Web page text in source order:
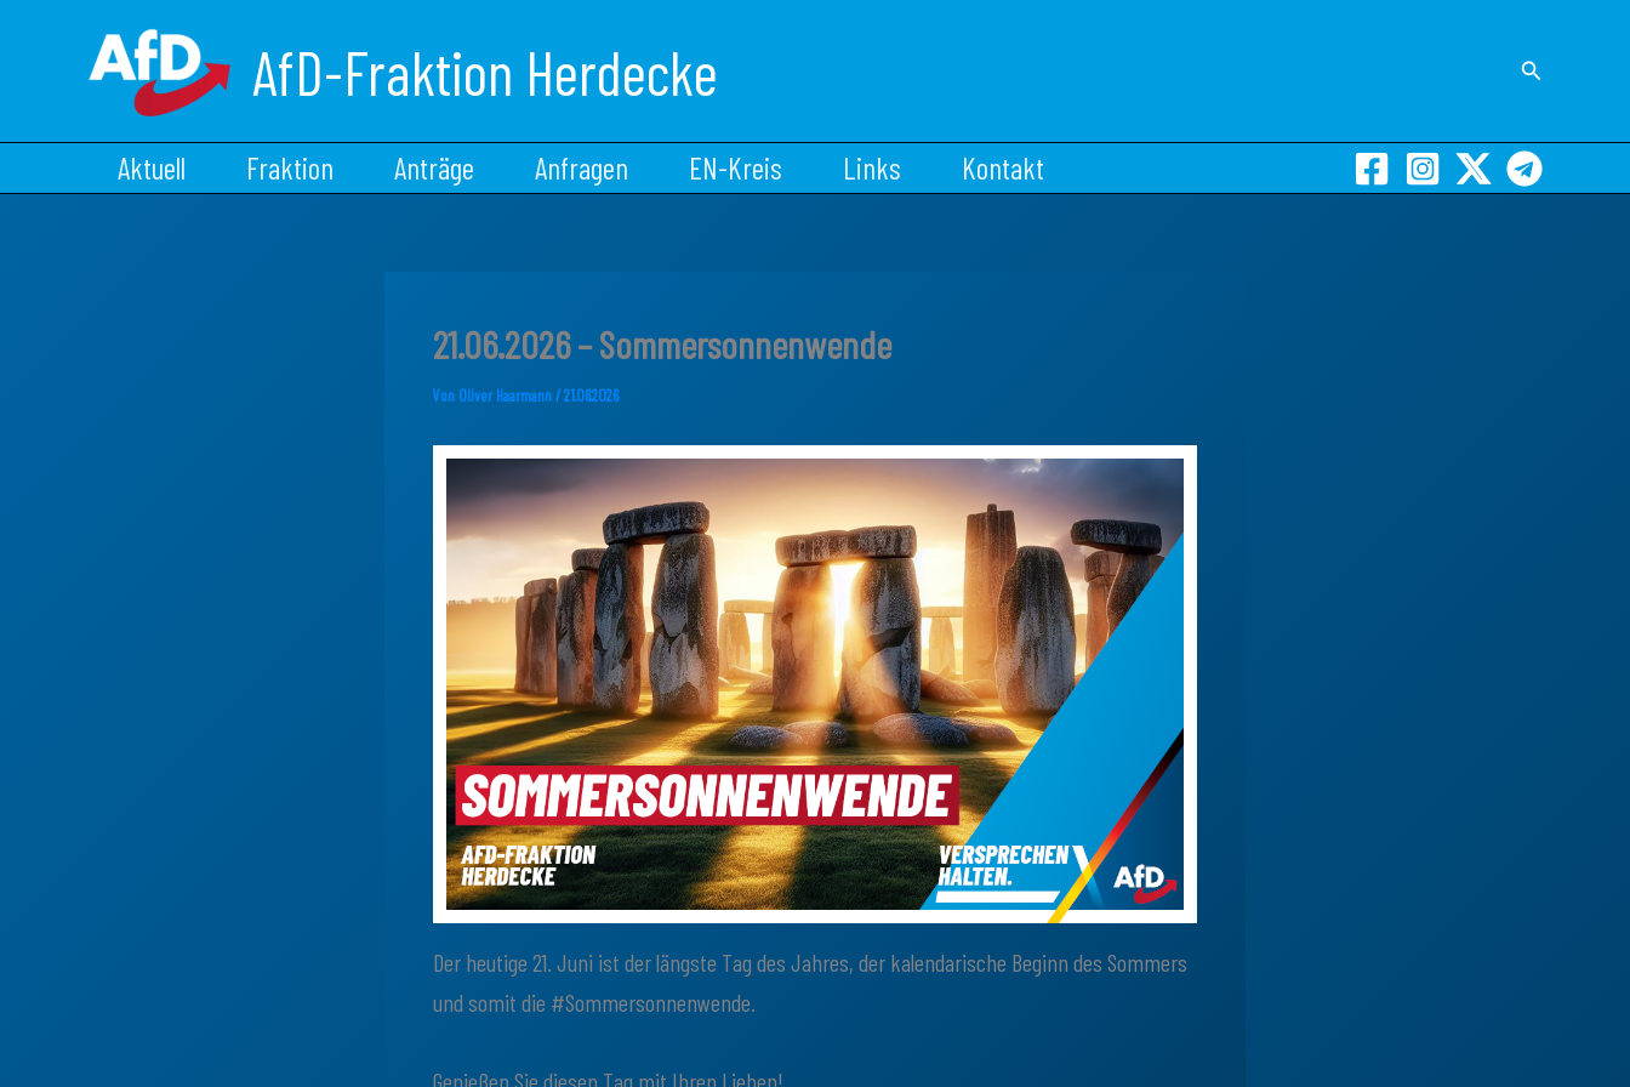
AfD-Fraktion Herdecke Suchen
Aktuell Fraktion Anträge Anfragen EN-Kreis Links Kontakt
21.06.2026 – Sommersonnenwende
Von Oliver Haarmann/21.06.2026
Der heutige 21. Juni ist der längste Tag des Jahres, der kalendarische Beginn des Sommers
und somit die #Sommersonnenwende.
Genießen Sie diesen Tag mit Ihren Lieben!